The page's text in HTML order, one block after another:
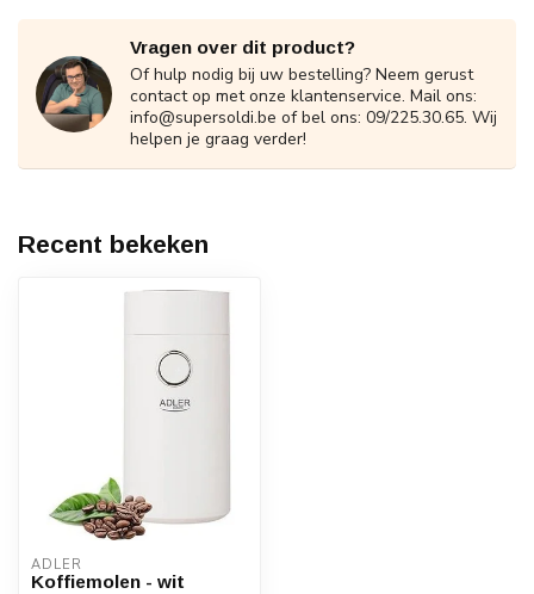
Vragen over dit product?
Of hulp nodig bij uw bestelling? Neem gerust
contact op met onze klantenservice. Mail ons:
info@supersoldi.be of bel ons: 09/225.30.65. Wij
helpen je graag verder!
Recent bekeken
ADLER
Koffiemolen - wit